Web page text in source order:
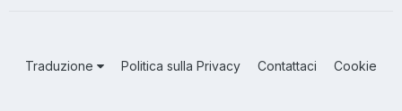
Traduzione Politica sulla Privacy Contattaci Cookie